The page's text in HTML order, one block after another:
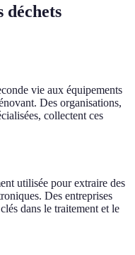
déchets
vie aux équipements
Des organisations,
collectent ces
utilisée pour extraire des
Des entreprises
dans le traitement et le